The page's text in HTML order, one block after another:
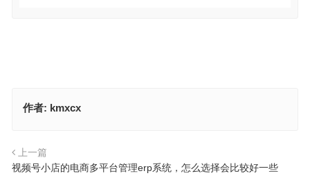
作者: kmxcx
上一篇
视频号小店的电商多平台管理erp系统，怎么选择会比较好一些